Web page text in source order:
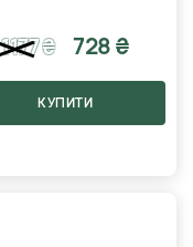
1177₴ 728 ₴
КУПИТИ